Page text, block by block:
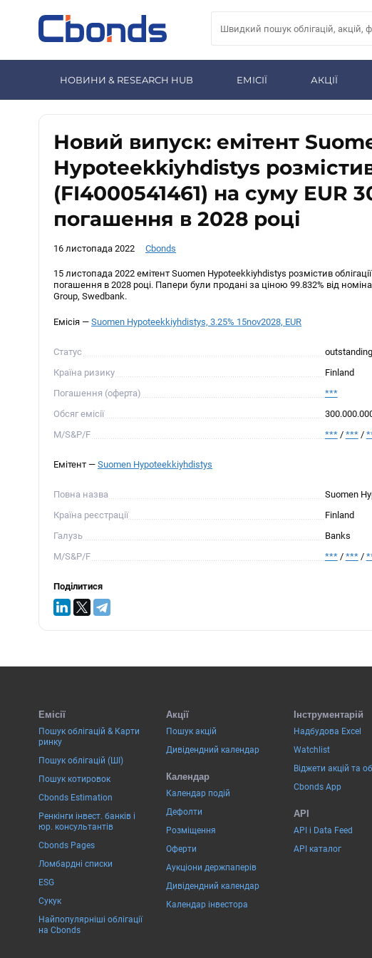
НОВИНИ & RESEARCH HUB ЕМІСІЇ АКЦІЇ
Новий випуск: емітент
Hypoteekkiyhdistys розмістив
(FI4000541461) на суму EUR
погашення в 2028 році
16 листопада 2022 Cbonds
15 листопада 2022 емітент Suomen Hypoteekkiyhdistys розмістив
погашення в 2028 році. Папери були продані за ціною 99.832% від
Group, Swedbank.
Емісія — Suomen Hypoteekkiyhdistys, 3.25% 15nov2028, EUR
Статус
outstanding
Країна ризику
Finland
Погашення (оферта)
***
Обсяг емісії
М/S&P/F
***/ ***/
Емітент — Suomen Hypoteekkiyhdistys
Повна назва
Suomen
Країна реєстрації
Finland
Галузь
Banks
М/S&P/F
***/ ***/
Поділитися
Емісії
Пошук облігацій & Карти
ринку
Пошук облігацій (ШІ)
Пошук котировок
Cbonds Estimation
Ренкінги інвест. банків і
юр. консультантів
Cbonds Pages
Ломбардні списки
ESG
Сукук
Найпопулярніші облігації
на Cbonds
Акції
Пошук акцій
Дивідендний календар
Календар
Календар подій
Дефолти
Розміщення
Оферти
Аукціони держпаперів
Дивідендний календар
Календар інвестора
Інструментарій
Надбудова Excel
Watchlist
Віджети акцій та
Cbonds App
API
API і Data Feed
API каталог